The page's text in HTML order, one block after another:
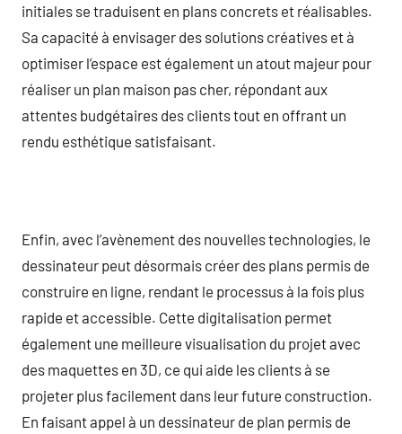
initiales se traduisent en plans concrets et réalisables.
Sa capacité à envisager des solutions créatives et à
optimiser l’espace est également un atout majeur pour
réaliser un plan maison pas cher, répondant aux
attentes budgétaires des clients tout en offrant un
rendu esthétique satisfaisant.
Enfin, avec l’avènement des nouvelles technologies, le
dessinateur peut désormais créer des plans permis de
construire en ligne, rendant le processus à la fois plus
rapide et accessible. Cette digitalisation permet
également une meilleure visualisation du projet avec
des maquettes en 3D, ce qui aide les clients à se
projeter plus facilement dans leur future construction.
En faisant appel à un dessinateur de plan permis de